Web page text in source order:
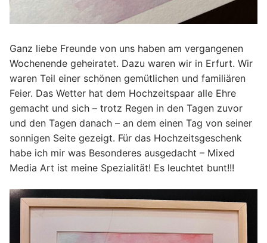
Ganz liebe Freunde von uns haben am vergangenen
Wochenende geheiratet. Dazu waren wir in Erfurt. Wir
waren Teil einer schönen gemütlichen und familiären
Feier. Das Wetter hat dem Hochzeitspaar alle Ehre
gemacht und sich – trotz Regen in den Tagen zuvor
und den Tagen danach – an dem einen Tag von seiner
sonnigen Seite gezeigt. Für das Hochzeitsgeschenk
habe ich mir was Besonderes ausgedacht – Mixed
Media Art ist meine Spezialität! Es leuchtet bunt!!!